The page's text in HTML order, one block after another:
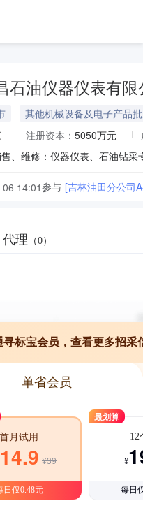
石油仪器仪表有限
其他机械设备及电子产品
注册资本： 5050万元
14:01参与 [吉林油田分公司
代理 （0）
寻标宝会员，查看更多招采
单省会员
首月试用
14.9 ¥39
日仅0.48元
最划算
12
¥
每日